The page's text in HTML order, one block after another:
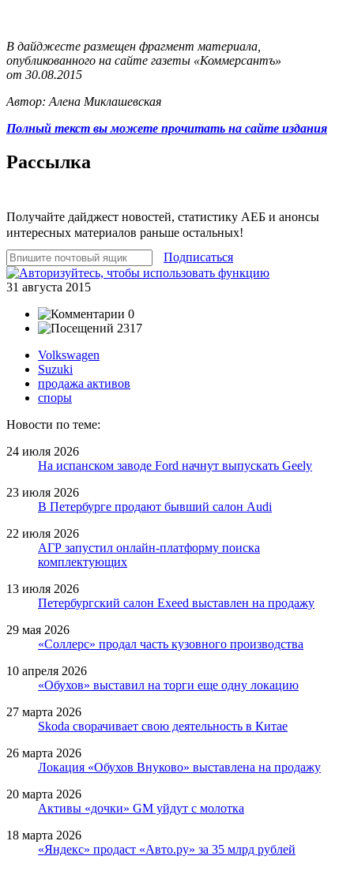
В дайджесте размещен фрагмент материала,
опубликованного на сайте газеты «Коммерсантъ»
от 30.08.2015
Автор: Алена Миклашевская
Полный текст вы можете прочитать на сайте издания
Рассылка
Получайте дайджест новостей, статистику АЕБ и анонсы
интересных материалов раньше остальных!
Подписаться
31 августа 2015
0
2317
Volkswagen
Suzuki
продажа активов
споры
Новости по теме:
24 июля 2026
На испанском заводе Ford начнут выпускать Geely
23 июля 2026
В Петербурге продают бывший салон Audi
22 июля 2026
АГР запустил онлайн-платформу поиска
комплектующих
13 июля 2026
Петербургский салон Exeed выставлен на продажу
29 мая 2026
«Соллерс» продал часть кузовного производства
10 апреля 2026
«Обухов» выставил на торги еще одну локацию
27 марта 2026
Skoda сворачивает свою деятельность в Китае
26 марта 2026
Локация «Обухов Внуково» выставлена на продажу
20 марта 2026
Активы «дочки» GM уйдут с молотка
18 марта 2026
«Яндекс» продаст «Авто.ру» за 35 млрд рублей